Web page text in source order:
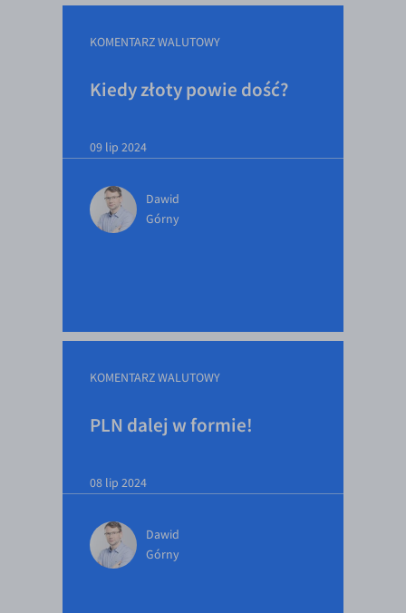
EUR/NZD
GBP/USD
USD/CHF
KOMENTARZ WALUTOWY
Kiedy złoty powie dość?
09 lip 2024
Dawid
Górny
KOMENTARZ WALUTOWY
PLN dalej w formie!
08 lip 2024
Dawid
Górny